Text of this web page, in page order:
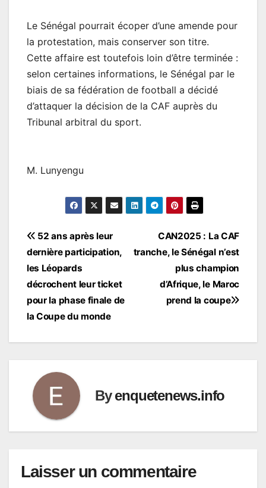
Le Sénégal pourrait écoper d’une amende pour
la protestation, mais conserver son titre.
Cette affaire est toutefois loin d’être terminée :
selon certaines informations, le Sénégal par le
biais de sa fédération de football a décidé
d’attaquer la décision de la CAF auprès du
Tribunal arbitral du sport.
M. Lunyengu
Navigation
de
l’article
CAN2025 : La CAF
tranche, le Sénégal n’est
plus champion
d’Afrique, le Maroc
prend la coupe
52 ans après leur
dernière participation,
les Léopards
décrochent leur ticket
pour la phase finale de
la Coupe du monde
Byenquetenews.info
Laisser un commentaire